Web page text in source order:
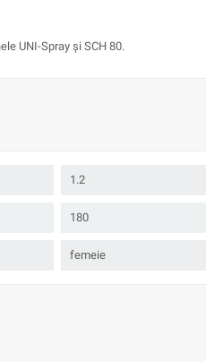
UNI-Spray și SCH 80.
1.2
180
femeie